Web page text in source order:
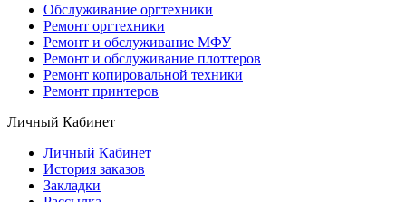
Обслуживание оргтехники
Ремонт оргтехники
Ремонт и обслуживание МФУ
Ремонт и обслуживание плоттеров
Ремонт копировальной техники
Ремонт принтеров
Личный Кабинет
Личный Кабинет
История заказов
Закладки